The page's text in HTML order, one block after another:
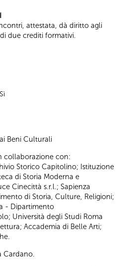
attestata, dà diritto agli
due crediti formativi.
Sì
Beni Culturali
collaborazione con:
Storico Capitolino; Istituzione
di Storia Moderna e
Cinecittà s.r.l.; Sapienza
di Storia, Culture, Religioni;
- Dipartimento
Università degli Studi Roma
Accademia di Belle Arti;
Cardano.